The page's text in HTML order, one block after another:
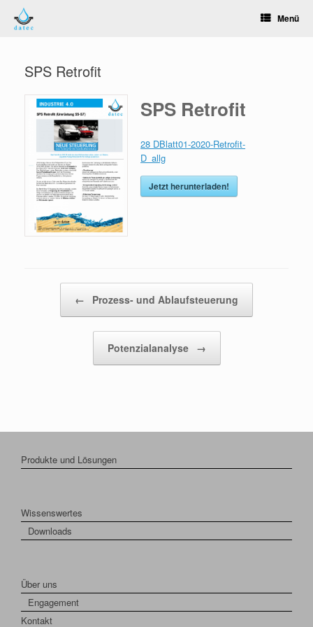
Inhalt
springen
Menü
SPS Retrofit
SPS Retrofit
28 DBlatt01-2020-Retrofit-
D_allg
Jetzt herunterladen!
← Prozess- und Ablaufsteuerung
Potenzialanalyse →
Produkte und Lösungen
Wissenswertes
Downloads
Über uns
Engagement
Kontakt